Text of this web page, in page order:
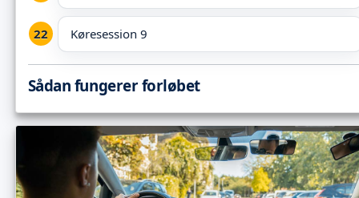
Køresession 9
Sådan fungerer forløbet